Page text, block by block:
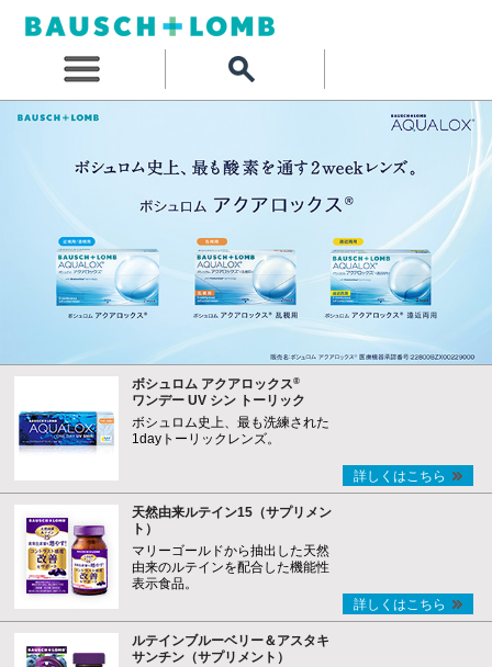
ボシュロム アクアロックス®
ワンデー UV シン トーリック
ボシュロム史上、最も洗練された
1dayトーリックレンズ。
詳しくはこちら
天然由来ルテイン15（サプリメン
ト）
マリーゴールドから抽出した天然
由来のルテインを配合した機能性
表示食品。
詳しくはこちら
ルテインブルーベリー＆アスタキ
サンチン（サプリメント）